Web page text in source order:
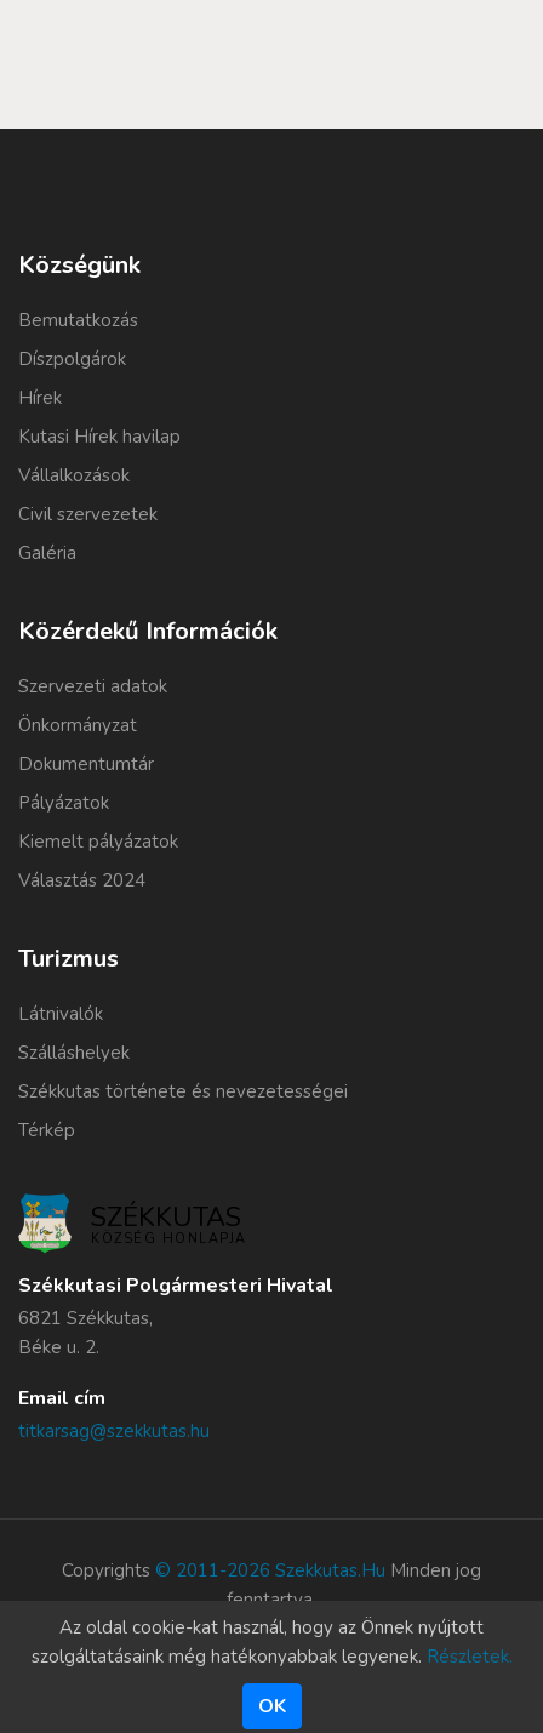
Községünk
Bemutatkozás
Díszpolgárok
Hírek
Kutasi Hírek havilap
Vállalkozások
Civil szervezetek
Galéria
Közérdekű Információk
Szervezeti adatok
Önkormányzat
Dokumentumtár
Pályázatok
Kiemelt pályázatok
Választás 2024
Turizmus
Látnivalók
Szálláshelyek
Székkutas története és nevezetességei
Térkép
SZÉKKUTAS
KÖZSÉG HONLAPJA
Székkutasi Polgármesteri Hivatal
6821 Székkutas,
Béke u. 2.
Email cím
titkarsag@szekkutas.hu
Copyrights © 2011-2026 Szekkutas.hu Minden jog
fenntartva.
Süti szabályzat
Az oldal cookie-kat használ, hogy az Önnek nyújtott
szolgáltatásaink még hatékonyabbak legyenek. Részletek.
OK